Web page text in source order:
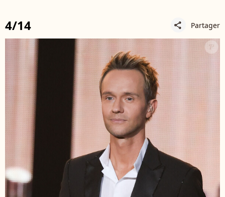
4/14 share Partager